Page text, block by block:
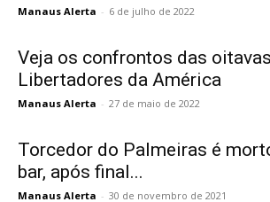
Manaus Alerta - 6 de julho de 2022
Veja os confrontos das
Libertadores da América
Manaus Alerta - 27 de maio de 2022
Torcedor do Palmeiras é
bar, após final...
Manaus Alerta - 30 de novembro de 2021